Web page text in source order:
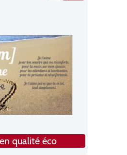
qualité éco